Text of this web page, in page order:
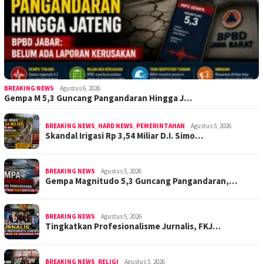
BREAKING NEWS Agustus 6, 2026
Gempa M 5,3 Guncang Pangandaran Hingga J…
BREAKING NEWS, HARD NEWS, PEMERINTAHAN Agustus 5, 2026
Skandal Irigasi Rp 3,54 Miliar D.I. Simo…
BREAKING NEWS Agustus 5, 2026
Gempa Magnitudo 5,3 Guncang Pangandaran,…
BREAKING NEWS Agustus 5, 2026
Tingkatkan Profesionalisme Jurnalis, FKJ…
BREAKING NEWS, RELIGI Agustus 5, 2026